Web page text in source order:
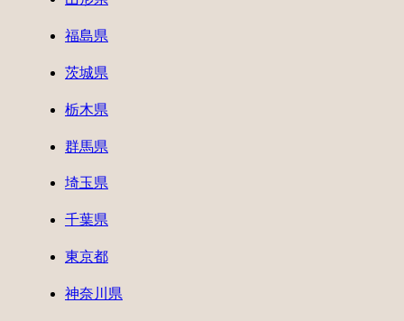
福島県
茨城県
栃木県
群馬県
埼玉県
千葉県
東京都
神奈川県